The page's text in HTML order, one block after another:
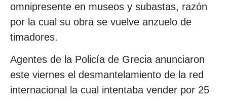
omnipresente en museos y subastas, razón
por la cual su obra se vuelve anzuelo de
timadores.
Agentes de la Policía de Grecia anunciaron
este viernes el desmantelamiento de la red
internacional la cual intentaba vender por 25